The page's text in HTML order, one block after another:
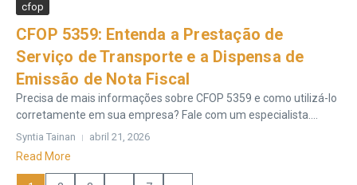
cfop
CFOP 5359: Entenda a Prestação de
Serviço de Transporte e a Dispensa de
Emissão de Nota Fiscal
Precisa de mais informações sobre CFOP 5359 e como utilizá-lo
corretamente em sua empresa? Fale com um especialista....
Syntia Tainan abril 21, 2026
Read More